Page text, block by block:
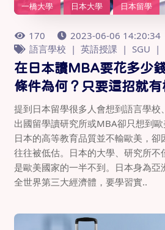
一橋大學 日本大學 日本留學
170
2023-06-06 14:20:34
語言學校
英語授課 SGU
在日本讀MBA要花多少
條件為何？只要這招就有
提到日本留學很多人會想到語言學校
出國留學讀研究所或MBA卻只想到
日本的高等教育品質並不輸歐美，卻
往往被低估。日本的大學、研究所不
是歐美國家的一半不到。日本身為亞
全世界第三大經濟體，要學習實..